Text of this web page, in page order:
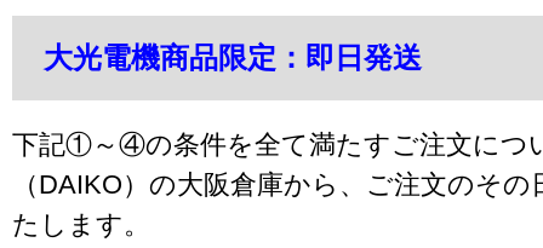
大光電機商品限定：即日発送
下記①～④の条件を全て満たすご注文につ
（DAIKO）の大阪倉庫から、ご注文のそ
たします。